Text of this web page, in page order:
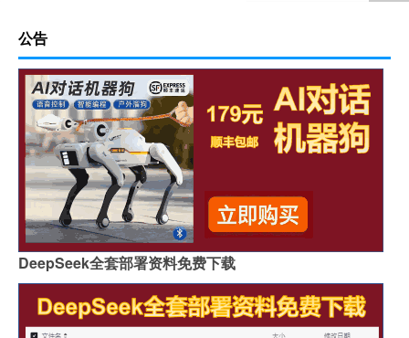
公告
DeepSeek全套部署资料免费下载